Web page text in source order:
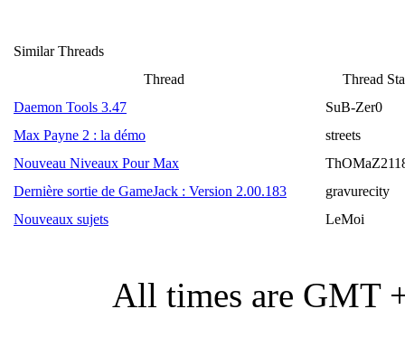
Similar Threads
Thread
Thread
Daemon Tools 3.47
SuB-Zer0
Max Payne 2 : la démo
streets
Nouveau Niveaux Pour Max
Dernière sortie de GameJack : Version 2.00.183
gravurecity
Nouveaux sujets
LeMoi
All times are GMT